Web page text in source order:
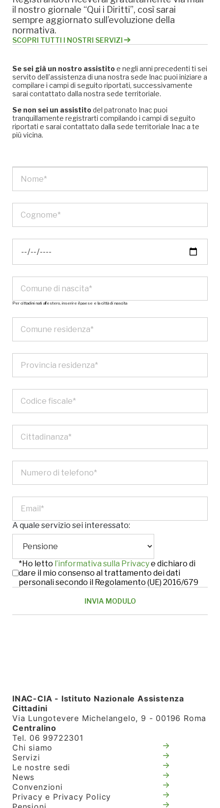
il nostro giornale “Qui i Diritti”, così sarai
sempre aggiornato sull’evoluzione della
normativa.
SCOPRI TUTTI I NOSTRI SERVIZI
Se sei già un nostro assistitoe negli anni precedenti ti sei
servito dell’assistenza di una nostra sede Inac puoi iniziare a
compilare i campi di seguito riportati, successivamente
sarai contattato dalla nostra sede territoriale.
Se non sei un assistitodel patronato Inac puoi
tranquillamente registrarti compilando i campi di seguito
riportati e sarai contattato dalla sede territoriale Inac a te
più vicina.
Per cittadini nati all’estero, inserire il paese e la città di nascita
A quale servizio sei interessato:
*Ho letto l’informativa sulla Privacye dichiaro di
dare il mio consenso al trattamento dei dati
personali secondo il Regolamento (UE) 2016/679
INAC-CIA - Istituto Nazionale Assistenza
Cittadini
Via Lungotevere Michelangelo, 9 - 00196 Roma
Centralino
Tel. 06 99722301
Chi siamo
Servizi
Le nostre sedi
News
Convenzioni
Privacy e Privacy Policy